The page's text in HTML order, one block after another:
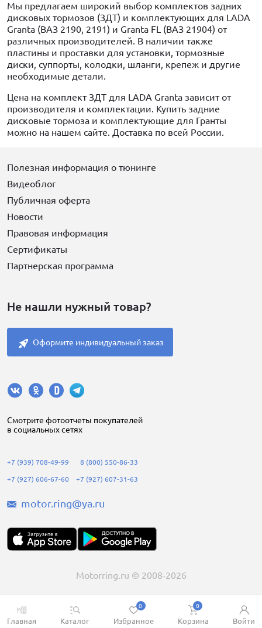
Главная Каталог Избранное
0
Корзина
0
Войти
Мы предлагаем широкий выбор комплектов задних
дисковых тормозов (ЗДТ) и комплектующих для LADA
Granta (ВАЗ 2190, 2191) и Granta FL (ВАЗ 21904) от
различных производителей. В наличии также
пластины и проставки для установки, тормозные
диски, суппорты, колодки, шланги, крепеж и другие
необходимые детали.
Цена на комплект ЗДТ для LADA Granta зависит от
производителя и комплектации. Купить задние
дисковые тормоза и комплектующие для Гранты
можно на нашем сайте. Доставка по всей России.
Полезная информация о тюнинге
Видеоблог
Публичная оферта
Новости
Правовая информация
Сертификаты
Партнерская программа
Не нашли нужный товар?
Оформите индивидуальный заказ
Cмотрите фотоотчеты покупателей
в социальных сетях
+7 (939) 708-49-99
+7 (927) 606-67-60
8 (800) 550-86-33
+7 (927) 607-31-63
motor.ring@ya.ru
Motorring.ru © 2008-2026